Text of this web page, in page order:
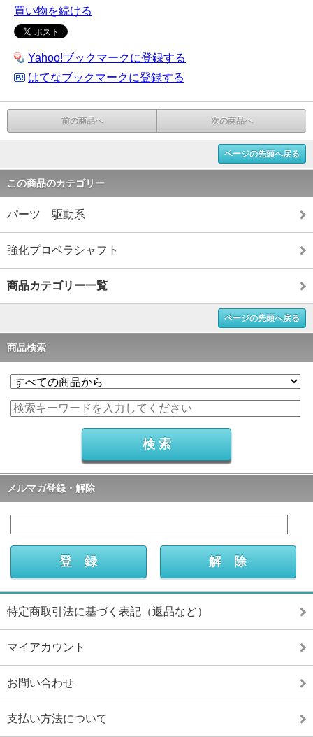
買い物を続ける
Yahoo!ブックマークに登録する
はてなブックマークに登録する
前の商品へ 次の商品へ
ページの先頭へ戻る
この商品のカテゴリー
パーツ 駆動系
強化プロペラシャフト
商品カテゴリー一覧
ページの先頭へ戻る
商品検索
メルマガ登録・解除
特定商取引法に基づく表記（返品など）
マイアカウント
お問い合わせ
支払い方法について